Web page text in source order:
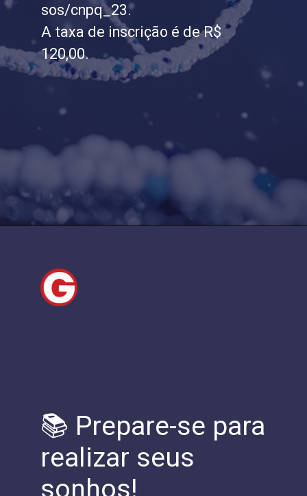
sos/cnpq_23.
A taxa de inscrição é de R$
120,00.
📚 Prepare-se para
realizar seus
sonhos!